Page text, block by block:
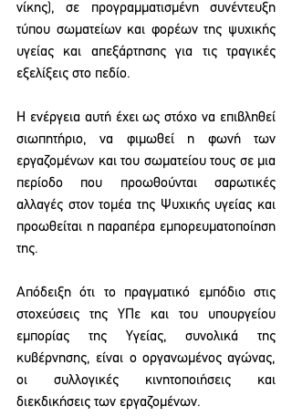
νίκης), σε προγραμματισμένη συνέντευξη
τύπου σωματείων και φορέων της ψυχικής
υγείας και απεξάρτησης για τις τραγικές
εξελίξεις στο πεδίο.
Η ενέργεια αυτή έχει ως στόχο να επιβληθεί
σιωπητήριο, να φιμωθεί η φωνή των
εργαζομένων και του σωματείου τους σε μια
περίοδο που προωθούνται σαρωτικές
αλλαγές στον τομέα της Ψυχικής υγείας και
προωθείται η παραπέρα εμπορευματοποίηση
της.
Απόδειξη ότι το πραγματικό εμπόδιο στις
στοχεύσεις της ΥΠε και του υπουργείου
εμπορίας της Υγείας, συνολικά της
κυβέρνησης, είναι ο οργανωμένος αγώνας,
οι συλλογικές κινητοποιήσεις και
διεκδικήσεις των εργαζομένων.